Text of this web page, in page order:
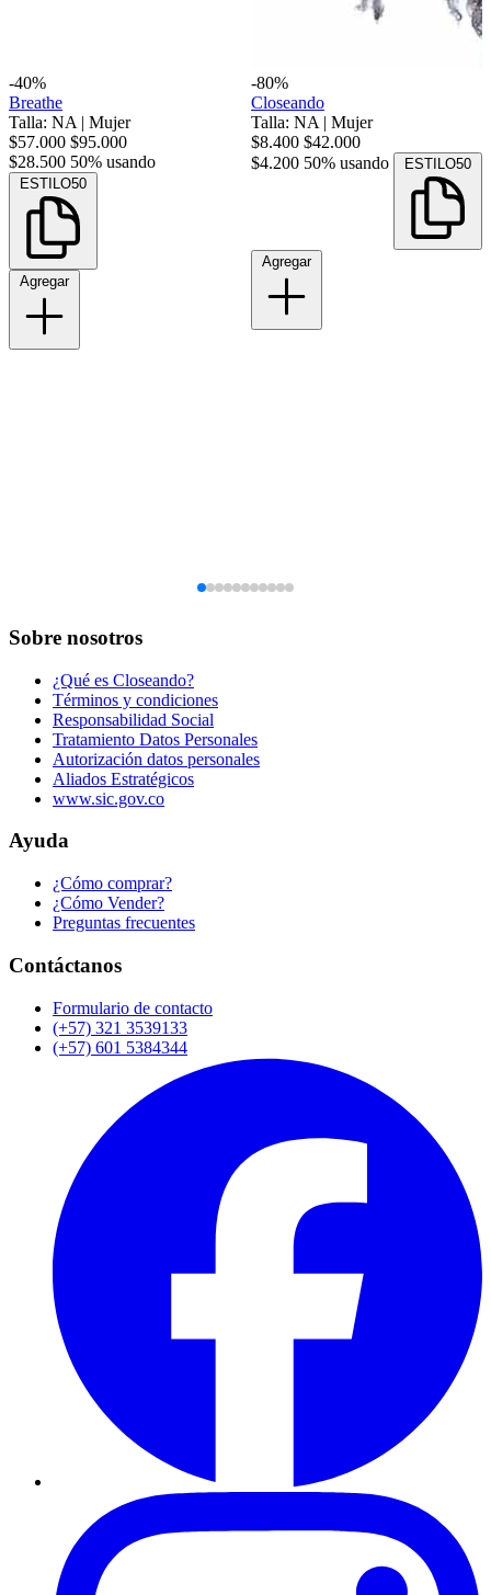
-40%
Breathe
Talla: NA | Mujer
$57.000 $95.000
$28.500 50% usando
ESTILO50
Agregar
-80%
Closeando
Talla: NA | Mujer
$8.400 $42.000
$4.200 50% usando ESTILO50
Agregar
Sobre nosotros
¿Qué es Closeando?
Términos y condiciones
Responsabilidad Social
Tratamiento Datos Personales
Autorización datos personales
Aliados Estratégicos
www.sic.gov.co
Ayuda
¿Cómo comprar?
¿Cómo Vender?
Preguntas frecuentes
Contáctanos
Formulario de contacto
(+57) 321 3539133
(+57) 601 5384344